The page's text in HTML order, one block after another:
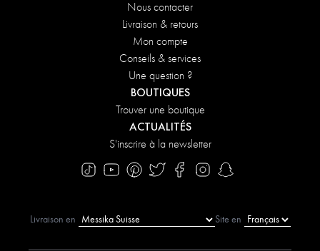
Nous contacter
Livraison & retours
Mon compte
Conseils & services
Une question ?
BOUTIQUES
Trouver une boutique
ACTUALITÉS
S'inscrire à la newsletter
Livraison en Site en